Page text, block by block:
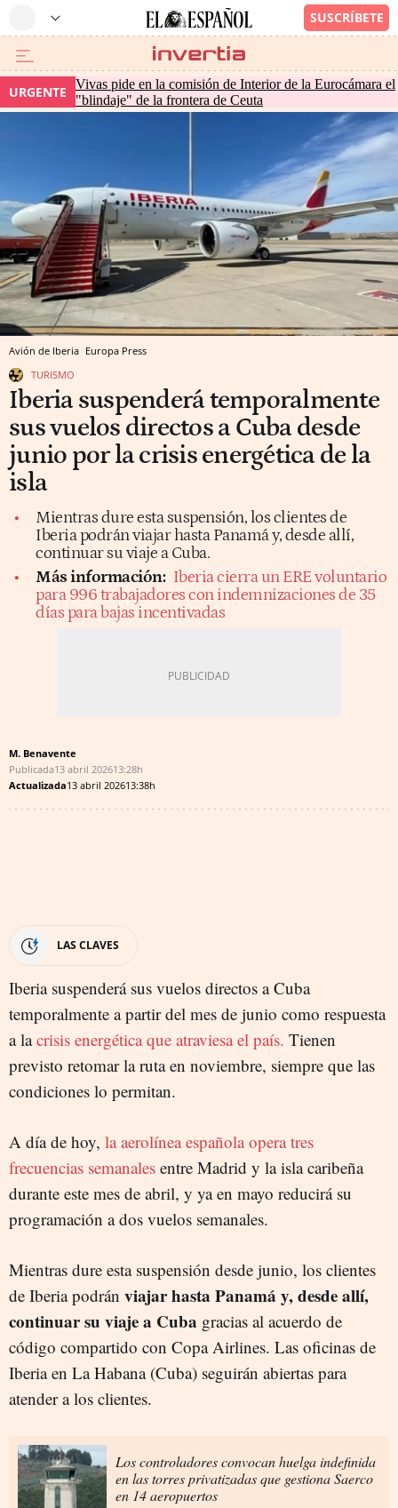
URGENTE
Vivas pide en la comisión de Interior de la Eurocámara el
"blindaje" de la frontera de Ceuta
Avión de Iberia Europa Press
TURISMO
Iberia suspenderá temporalmente
sus vuelos directos a Cuba desde
junio por la crisis energética de la
isla
Mientras dure esta suspensión, los clientes de
Iberia podrán viajar hasta Panamá y, desde allí,
continuar su viaje a Cuba.
Más información: Iberia cierra un ERE voluntario
para 996 trabajadores con indemnizaciones de 35
días para bajas incentivadas
M. Benavente
Publicada13 abril 202613:28h
Actualizada13 abril 202613:38h
LAS CLAVES
Iberia suspenderá sus vuelos directos a Cuba
temporalmente a partir del mes de junio como respuesta
a lacrisis energética que atraviesa el país. Tienen
previsto retomar la ruta en noviembre, siempre que las
condiciones lo permitan.
A día de hoy, la aerolínea española opera tres
frecuencias semanales entre Madrid y la isla caribeña
durante este mes de abril, y ya en mayo reducirá su
programación a dos vuelos semanales.
Mientras dure esta suspensión desde junio, los clientes
de Iberia podrán viajar hasta Panamá y, desde allí,
continuar su viaje a Cuba gracias al acuerdo de
código compartido con Copa Airlines. Las oficinas de
Iberia en La Habana (Cuba) seguirán abiertas para
atender a los clientes.
Los controladores convocan huelga indefinida
en las torres privatizadas que gestiona Saerco
en 14 aeropuertos